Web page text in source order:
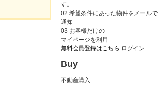
す。
02 希望条件にあった物件をメールで
通知
03 お客様だけの
マイページを利用
無料会員登録はこちら ログイン
Buy
不動産購入